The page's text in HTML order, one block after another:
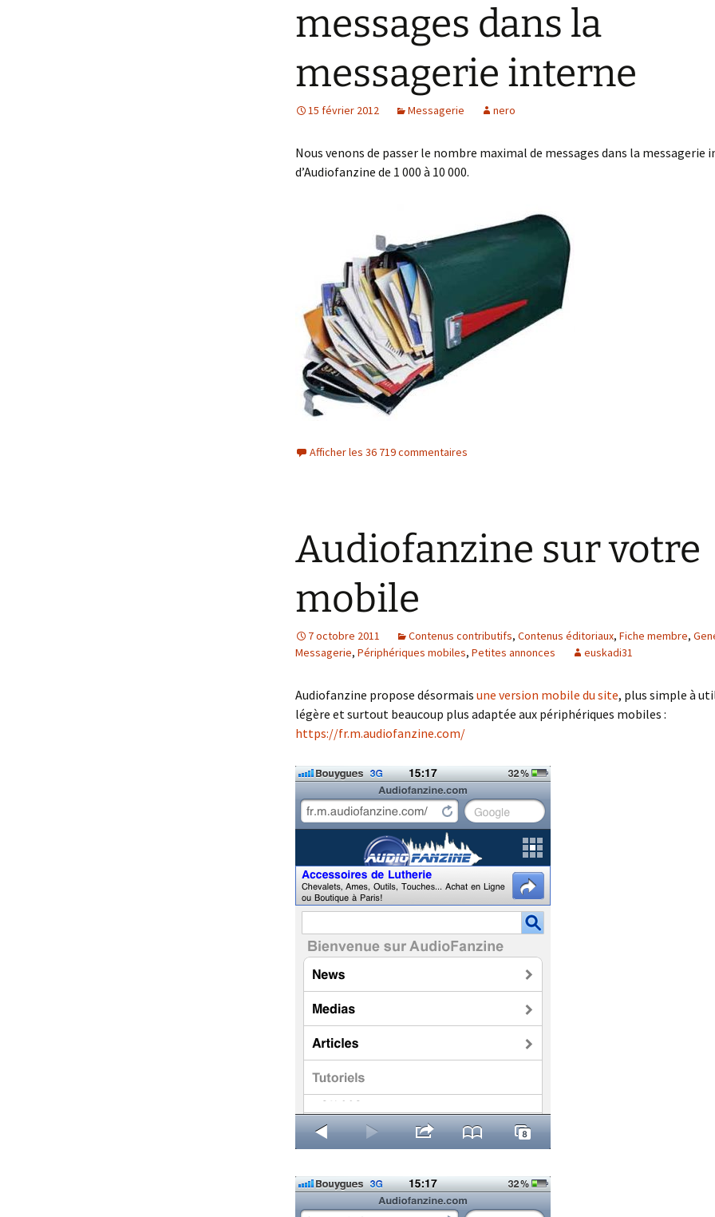
messages dans la
messagerie interne
15 février 2012 Messagerie nero
Nous venons de passer le nombre maximal de messages dans la messagerie
d’Audiofanzine de 1 000 à 10 000.
Afficher les 36 719 commentaires
Audiofanzine sur votre
mobile
7 octobre 2011 Contenus contributifs, Contenus éditoriaux, Fiche membre,
Messagerie, Périphériques mobiles, Petites annonces euskadi31
Audiofanzine propose désormais une version mobile du site, plus simple à
légère et surtout beaucoup plus adaptée aux périphériques mobiles :
https://fr.m.audiofanzine.com/